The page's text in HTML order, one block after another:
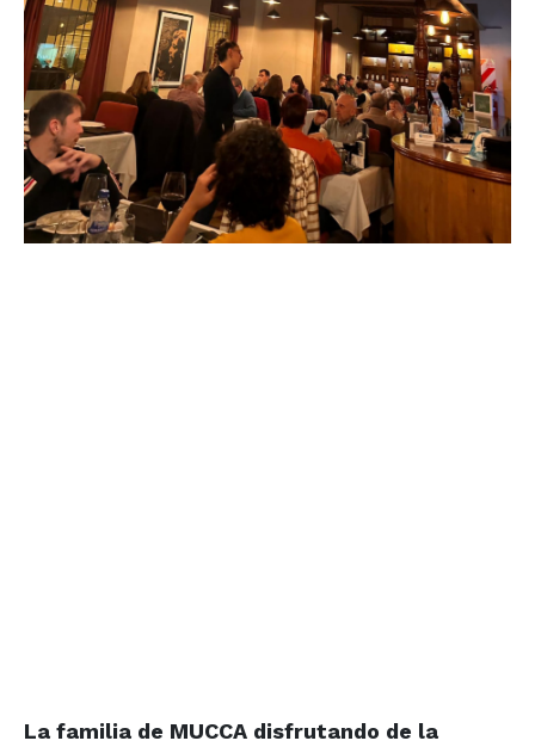
La familia de MUCCA disfrutando de la